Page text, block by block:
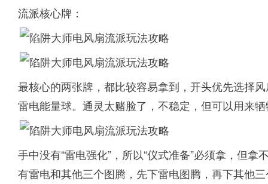
流派核心牌：
最核心的两张牌，都比较容易拿到，开头优先选择
雷电能量球。通灵太赌脸了，不稳定，但可以用来
手中没有“雷电强化”，所以“仪式准备”必须拿，但
有雷电和其他三个图腾，先下雷电图腾，再下其他